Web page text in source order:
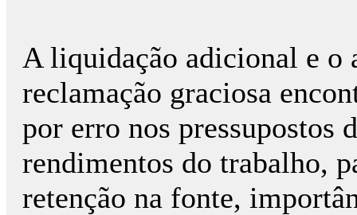
A liquidação adicional e o
reclamação graciosa
por erro nos pressupostos
rendimentos do trabalho,
retenção na fonte,